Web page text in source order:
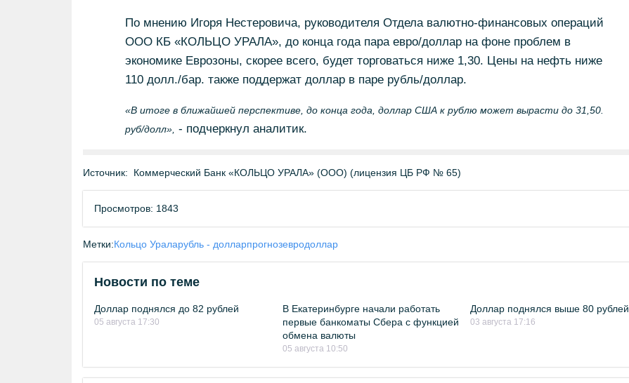
По мнению Игоря Нестеровича, руководителя Отдела валютно-финансовых операций
ООО КБ «КОЛЬЦО УРАЛА», до конца года пара евро/доллар на фоне проблем в
экономике Еврозоны, скорее всего, будет торговаться ниже 1,30. Цены на нефть ниже
110 долл./бар. также поддержат доллар в паре рубль/доллар.
«В итоге в ближайшей перспективе, до конца года, доллар США к рублю может вырасти до 31,50.
руб/долл», - подчеркнул аналитик.
Источник: Коммерческий Банк «КОЛЬЦО УРАЛА» (ООО) (лицензия ЦБ РФ № 65)
Просмотров: 1843
Метки:Кольцо Ураларубль - долларпрогнозевродоллар
Новости по теме
Доллар поднялся до 82 рублей
05 августа 17:30
В Екатеринбурге начали работать
первые банкоматы Сбера с функцией
обмена валюты
05 августа 10:50
Доллар поднялся выше 80 рублей
03 августа 17:16